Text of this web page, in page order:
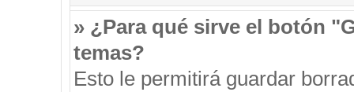
» ¿Para qué sirve el botón
temas?
Esto le permitirá guardar